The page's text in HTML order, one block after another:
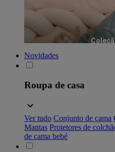
Novidades
Roupa de casa
Ver tudo Conjunto de cama
Mantas Protetores de
de cama bebé